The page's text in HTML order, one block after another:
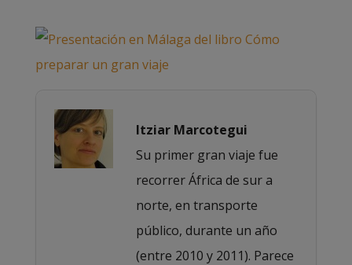
Itziar Marcotegui
Su primer gran viaje fue
recorrer África de sur a
norte, en transporte
público, durante un año
(entre 2010 y 2011). Parece